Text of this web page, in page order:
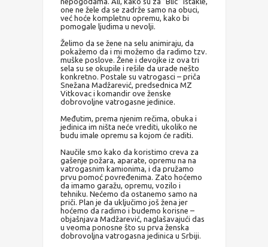
one ne žele da se zadrže samo na obuci,
već hoće kompletnu opremu, kako bi
pomogale ljudima u nevolji.
Želimo da se žene na selu animiraju, da
pokažemo da i mi možemo da radimo tzv.
muške poslove. Žene i devojke iz ova tri
sela su se okupile i rešile da urade nešto
konkretno. Postale su vatrogasci – priča
Snežana Madžarević, predsednica MZ
Vitkovac i komandir ove ženske
dobrovoljne vatrogasne jedinice.
Međutim, prema njenim rečima, obuka i
jedinica im ništa neće vrediti, ukoliko ne
budu imale opremu sa kojom će raditi.
Naučile smo kako da koristimo creva za
gašenje požara, aparate, opremu na na
vatrogasnim kamionima, i da pružamo
prvu pomoć povređenima. Zato hoćemo
da imamo garažu, opremu, vozilo i
tehniku. Nećemo da ostanemo samo na
priči. Plan je da uključimo još žena jer
hoćemo da radimo i budemo korisne –
objašnjava Madžarević, naglašavajući das
u veoma ponosne što su prva ženska
dobrovoljna vatrogasna jedinica u Srbiji.